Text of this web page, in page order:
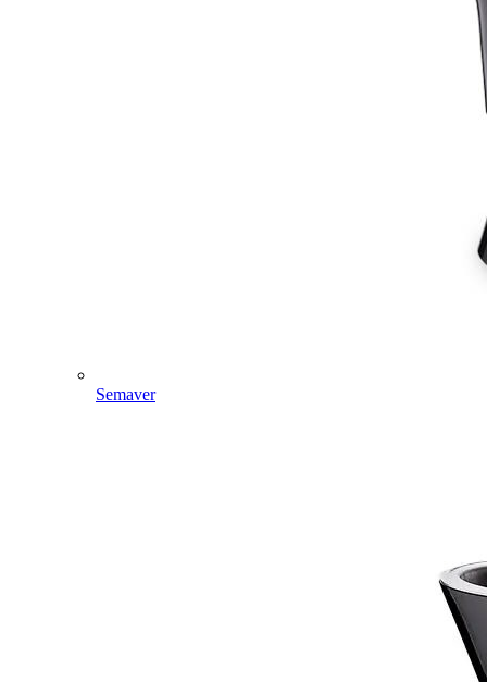
Semaver